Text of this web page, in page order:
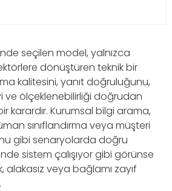
seçilen model, yalnızca
dönüştüren teknik bir
kalitesini, yanıt doğruluğunu,
ve ölçeklenebilirliği doğrudan
karardır. Kurumsal bilgi arama,
sınıflandırma veya müşteri
gibi senaryolarda doğru
sistem çalışıyor gibi görünse
alakasız veya bağlamı zayıf